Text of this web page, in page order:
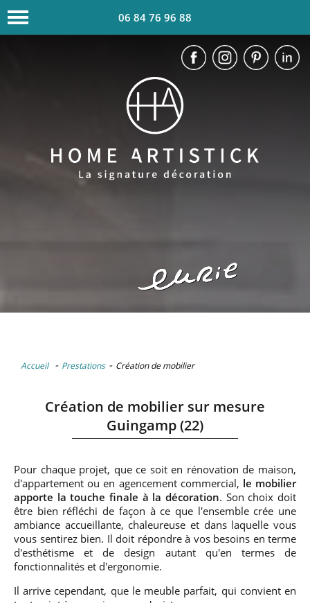
06 84 76 96 88
Accueil - Prestations - Création de mobilier
Création de mobilier sur mesure
Guingamp (22)
Pour chaque projet, que ce soit en rénovation de maison,
d'appartement ou en agencement commercial, le mobilier
apporte la touche finale à la décoration. Son choix doit
être bien réfléchi de façon à ce que l'ensemble crée une
ambiance accueillante, chaleureuse et dans laquelle vous
vous sentirez bien. Il doit répondre à vos besoins en terme
d'esthétisme et de design autant qu'en termes de
fonctionnalités et d'ergonomie.
Il arrive cependant, que le meuble parfait, qui convient en